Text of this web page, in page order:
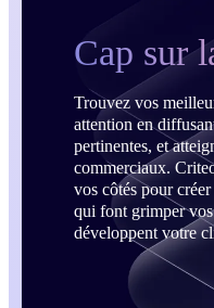
Cap sur
Trouvez vos
attention en
pertinentes, et
commerciaux.
vos côtés pour
qui font grimper
développent votre